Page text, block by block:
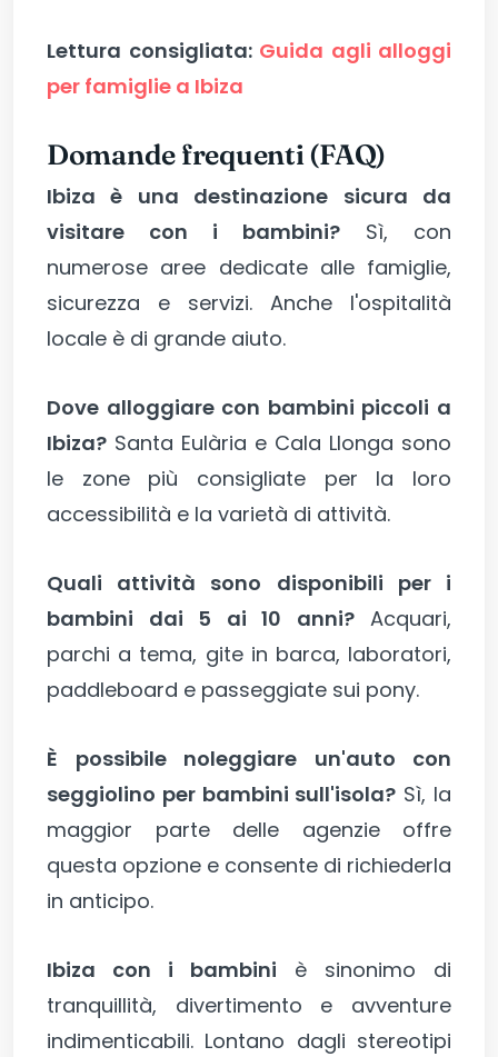
Lettura consigliata: Guida agli alloggi
per famiglie a Ibiza
Domande frequenti (FAQ)
Ibiza è una destinazione sicura da
visitare con i bambini? Sì, con
numerose aree dedicate alle famiglie,
sicurezza e servizi. Anche l'ospitalità
locale è di grande aiuto.
Dove alloggiare con bambini piccoli a
Ibiza? Santa Eulària e Cala Llonga sono
le zone più consigliate per la loro
accessibilità e la varietà di attività.
Quali attività sono disponibili per i
bambini dai 5 ai 10 anni?Acquari,
parchi a tema, gite in barca, laboratori,
paddleboard e passeggiate sui pony.
È possibile noleggiare un'auto con
seggiolino per bambini sull'isola? Sì, la
maggior parte delle agenzie offre
questa opzione e consente di richiederla
in anticipo.
Ibiza con i bambini è sinonimo di
tranquillità, divertimento e avventure
indimenticabili. Lontano dagli stereotipi